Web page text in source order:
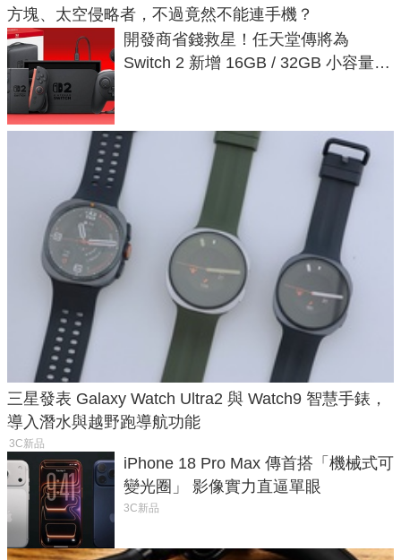
方塊、太空侵略者，不過竟然不能連手機？
開發商省錢救星！任天堂傳將為
Switch 2 新增 16GB / 32GB 小容量遊
三星發表 Galaxy Watch Ultra2 與 Watch9 智慧手錶，
導入潛水與越野跑導航功能
3C新品
iPhone 18 Pro Max 傳首搭「機械式可
變光圈」 影像實力直逼單眼
3C新品